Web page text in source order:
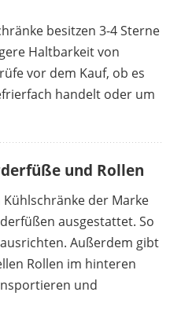
besitzen 3-4 Sterne
Haltbarkeit von
vor dem Kauf, ob es
handelt oder um
und Rollen
der Marke
ausgestattet. So
Außerdem gibt
Rollen im hinteren
und